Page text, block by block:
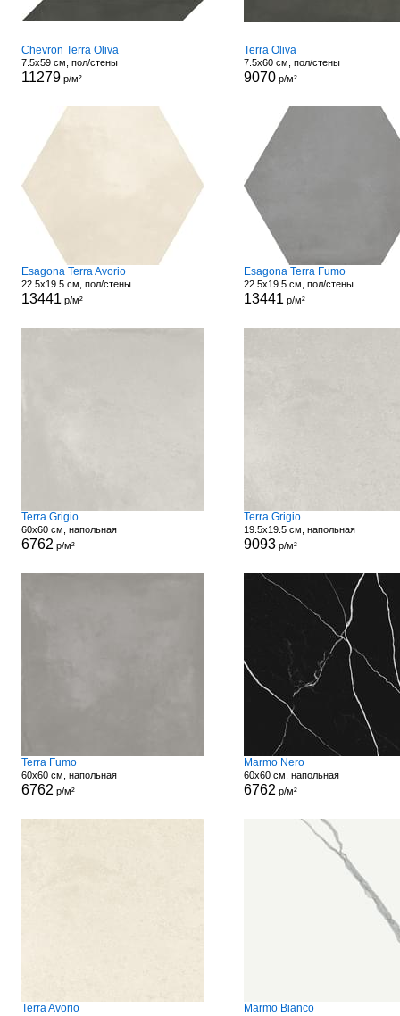
Chevron Terra Oliva
7.5x59 см, пол/стены
11279р/м²
Terra Oliva
7.5x60 см, пол/стены
9070р/м²
Esagona Terra Avorio
22.5x19.5 см, пол/стены
13441 р/м²
Esagona Terra Fumo
22.5x19.5 см, пол/стены
13441 р/м²
Terra Grigio
60x60 см, напольная
6762 р/м²
Terra Grigio
19.5x19.5 см, напольная
9093р/м²
Terra Fumo
60x60 см, напольная
6762 р/м²
Marmo Nero
60x60 см, напольная
6762 р/м²
Terra Avorio Marmo Bianco